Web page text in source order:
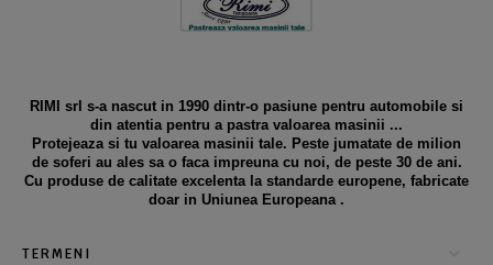
RIMI srl s-a nascut in 1990 dintr-o pasiune pentru automobile si
din atentia pentru a pastra valoarea masinii ...
Protejeaza si tu valoarea masinii tale. Peste jumatate de milion
de soferi au ales sa o faca impreuna cu noi, de peste 30 de ani.
Cu produse de calitate excelenta la standarde europene, fabricate
doar in Uniunea Europeana .
TERMENI